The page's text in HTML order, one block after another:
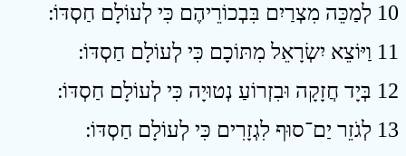
10 לְמַכֵּה מִצְרַיִם בִּבְכוֹרֵיהֶם כִּי לְעוֹלָם חַסְדּוֹ ׃
11 וַיּוֹצֵא יִשְׂרָאֵל מִתּוֹכָם כִּי לְעוֹלָם חַסְדּוֹ ׃
12 בְּיָד חֲזָקָה וּבִזְרוֹעַ נְטוּיָה כִּי לְעוֹלָם חַסְדּוֹ ׃
13 לְגֹזֵר יַם־סוּף לִגְזָרִים כִּי לְעוֹלָם חַסְדּוֹ ׃